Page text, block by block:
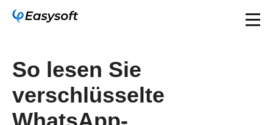
So lesen Sie
verschlüsselte